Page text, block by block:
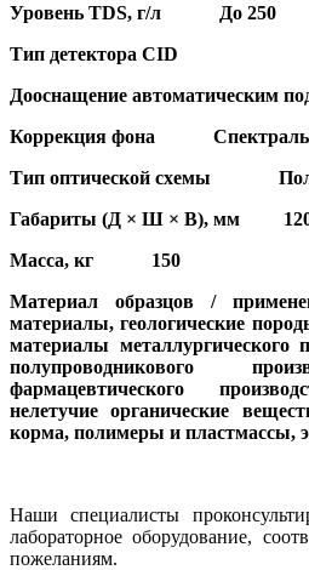
Уровень TDS, г/л До 250
Тип детектора CID
Дооснащение автоматическим
Коррекция фона
Тип оптической схемы
Габариты (Д × Ш × В), мм 1200
Масса, кг 150
Материал образцов /
материалы, геологические
материалы металлургического
полупроводникового
фармацевтического
нелетучие органические
корма, полимеры и пластмассы,
Наши специалисты
лабораторное оборудование,
пожеланиям.